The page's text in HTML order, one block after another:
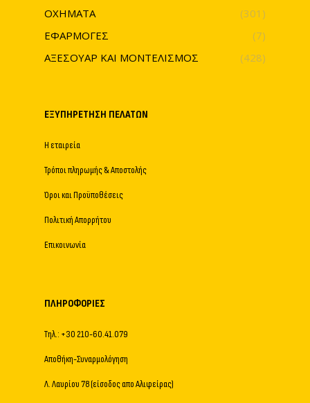
ΟΧΗΜΑΤΑ
(301)
ΕΦΑΡΜΟΓΕΣ
(7)
ΑΞΕΣΟΥΑΡ ΚΑΙ ΜΟΝΤΕΛΙΣΜΟΣ
(428)
ΕΞΥΠΗΡΈΤΗΣΗ ΠΕΛΑΤΏΝ
Η εταιρεία
Τρόποι πληρωμής & Αποστολής
Όροι και Προϋποθέσεις
Πολιτική Απορρήτου
Επικοινωνία
ΠΛΗΡΟΦΟΡΊΕΣ
Τηλ.: +30 210-60.41.079
Αποθήκη-Συναρμολόγηση
Λ. Λαυρίου 78 (είσοδος απο Αλιφείρας)